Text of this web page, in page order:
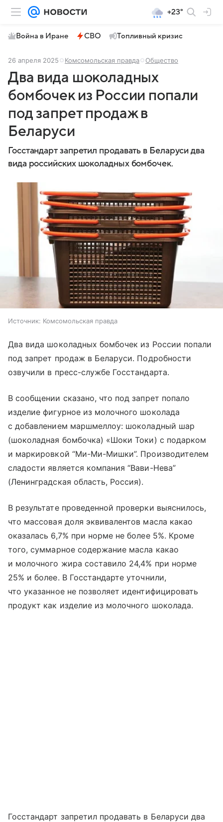
+23°
Война в Иране СВО Топливный кризис
26 апреля 2025 Комсомольская правда Общество
Два вида шоколадных
бомбочек из России попали
под запрет продаж в
Беларуси
Госстандарт запретил продавать в Беларуси два
вида российских шоколадных бомбочек.
Источник: Комсомольская правда
Два вида шоколадных бомбочек из России попали
под запрет продаж в Беларуси. Подробности
озвучили в пресс-службе Госстандарта.
В сообщении сказано, что под запрет попало
изделие фигурное из молочного шоколада
с добавлением маршмеллоу: шоколадный шар
(шоколадная бомбочка) «Шоки Токи) с подарком
и маркировкой “Ми-Ми-Мишки”. Производителем
сладости является компания “Вави-Нева”
(Ленинградская область, Россия).
В результате проведенной проверки выяснилось,
что массовая доля эквивалентов масла какао
оказалась 6,7% при норме не более 5%. Кроме
того, суммарное содержание масла какао
и молочного жира составило 24,4% при норме
25% и более. В Госстандарте уточнили,
что указанное не позволяет идентифицировать
продукт как изделие из молочного шоколада.
Госстандарт запретил продавать в Беларуси два